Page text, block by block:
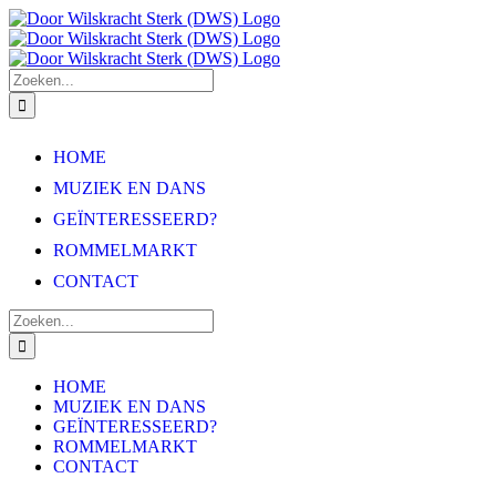
Ga
naar
inhoud
Zoeken
naar:
HOME
MUZIEK EN DANS
GEÏNTERESSEERD?
ROMMELMARKT
CONTACT
Zoeken
naar:
HOME
MUZIEK EN DANS
GEÏNTERESSEERD?
ROMMELMARKT
CONTACT